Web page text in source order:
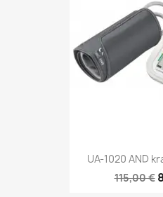
UA-1020 AND
115,00 €